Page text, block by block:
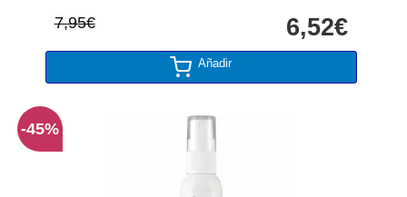
7,95€ 6,52€
Añadir
-45%